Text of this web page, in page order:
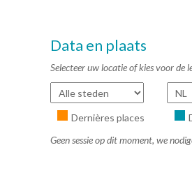
Data en plaats
Selecteer uw locatie of kies voor de
Dernières places
Geen sessie op dit moment, we